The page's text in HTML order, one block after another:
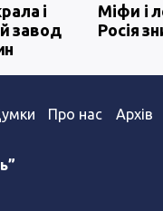
і
завод
Міфи і
Росія
Про нас Архів